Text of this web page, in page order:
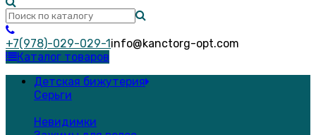
+7(978)-029-029-1info@kanctorg-opt.com
Каталог товаров
Детская бижутерия
Серьги
Невидимки